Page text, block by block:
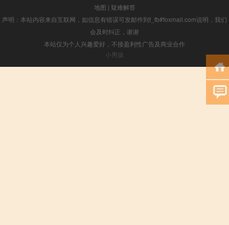
地图 | 疑难解答
声明：本站内容来自互联网，如信息有错误可发邮件到f_fb#foxmail.com说明，我们
会及时纠正，谢谢
本站仅为个人兴趣爱好，不接盈利性广告及商业合作
小男孩